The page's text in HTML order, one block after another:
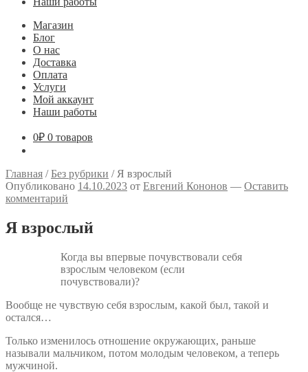
Магазин
Блог
О нас
Доставка
Оплата
Услуги
Мой аккаунт
Наши работы
0₽ 0 товаров
Главная /Без рубрики / Я взрослый
Опубликовано 14.10.2023 от Евгений Кононов — Оставить
комментарий
Я взрослый
Когда вы впервые почувствовали себя
взрослым человеком (если
почувствовали)?
Вообще не чувствую себя взрослым, какой был, такой и
остался…
Только изменилось отношение окружающих, раньше
называли мальчиком, потом молодым человеком, а теперь
мужчиной.